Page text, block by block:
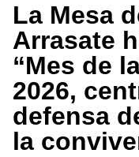
La Mesa
Arrasate
“Mes de
2026,
defensa
la